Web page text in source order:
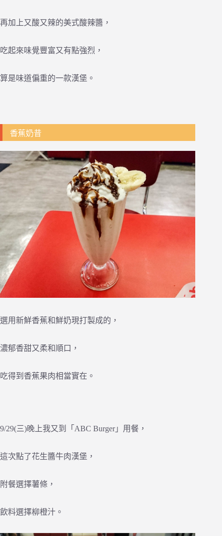
再加上又酸又辣的美式酸辣醬，
吃起來味覺豐富又有點強烈，
算是味道偏重的一款漢堡。
香蕉奶昔
選用新鮮香蕉和鮮奶現打製成的，
濃郁香甜又柔和順口，
吃得到香蕉果肉相當實在。
9/29(三)晚上我又到「ABC Burger」用餐，
這次點了花生醬牛肉漢堡，
附餐選擇薯條，
飲料選擇柳橙汁。